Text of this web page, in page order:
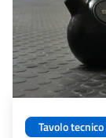
Tavolo tecnico